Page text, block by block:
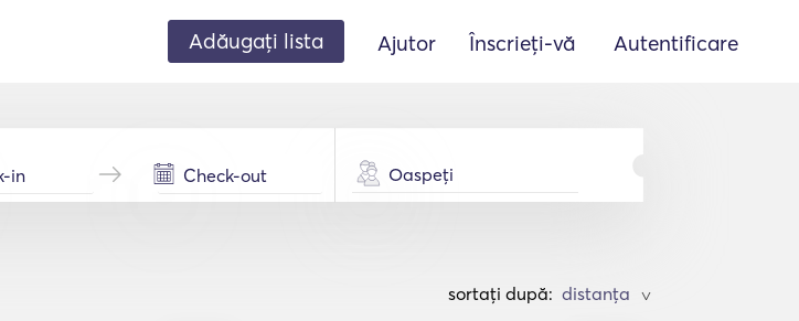
Adăugați lista Ajutor Înscrieți-vă Autentificare
Oaspeți
sortați după: >